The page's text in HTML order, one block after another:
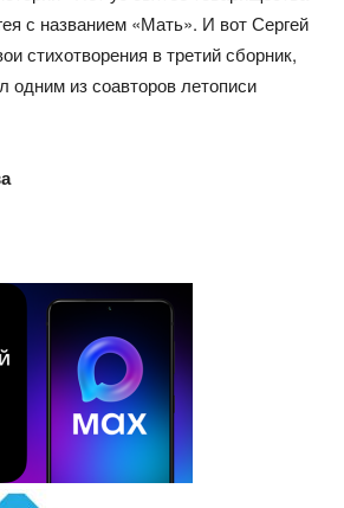
с названием «Мать». И вот Сергей
стихотворения в третий сборник,
одним из соавторов летописи